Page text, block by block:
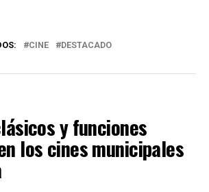
CINE DESTACADO
y funciones
los cines municipales